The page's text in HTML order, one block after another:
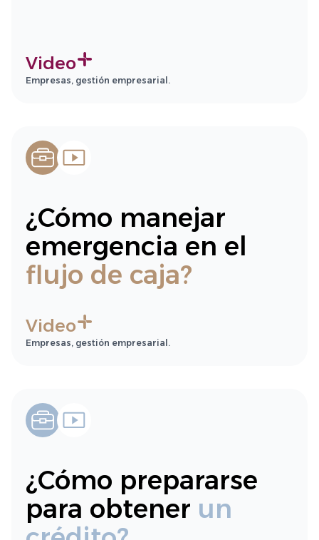
Video
Empresas, gestión empresarial.
¿Cómo manejar
emergencia en el
flujo de caja?
Video
Empresas, gestión empresarial.
¿Cómo prepararse
para obtener un